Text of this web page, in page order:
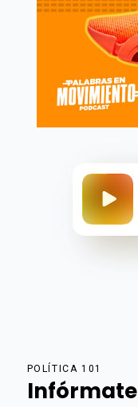
POLÍTICA 101
Infórmate